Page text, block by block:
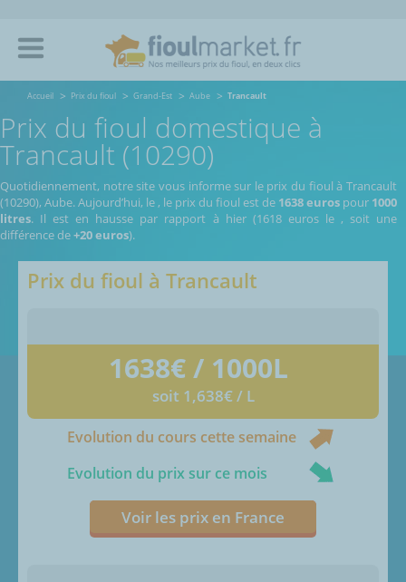
Accueil Prix du fioul Grand-Est Aube Trancault
Prix du fioul domestique à
Trancault (10290)
Quotidiennement, notre site vous informe sur le prix du fioul à Trancault
(10290), Aube.Aujourd’hui, le, le prix du fioul est de 1638 euros pour 1000
litres. Il est en hausse par rapport à hier (1618 euros le , soit une
différence de+20 euros).
Prix du fioul à Trancault
1638€ / 1000L
soit 1,638€ / L
Evolution du cours cette semaine
Evolution du prix sur ce mois
Voir les prix en France